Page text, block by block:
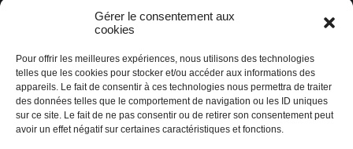
Gérer le consentement aux
cookies
Pour offrir les meilleures expériences, nous utilisons des technologies
telles que les cookies pour stocker et/ou accéder aux informations des
appareils. Le fait de consentir à ces technologies nous permettra de traiter
des données telles que le comportement de navigation ou les ID uniques
sur ce site. Le fait de ne pas consentir ou de retirer son consentement peut
avoir un effet négatif sur certaines caractéristiques et fonctions.